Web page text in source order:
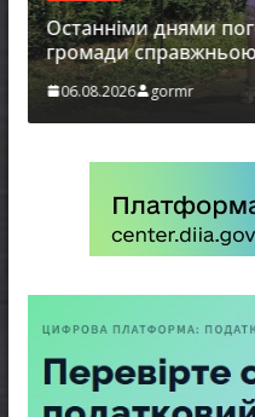
Останніми днями
громади
06.08.2026 gormr